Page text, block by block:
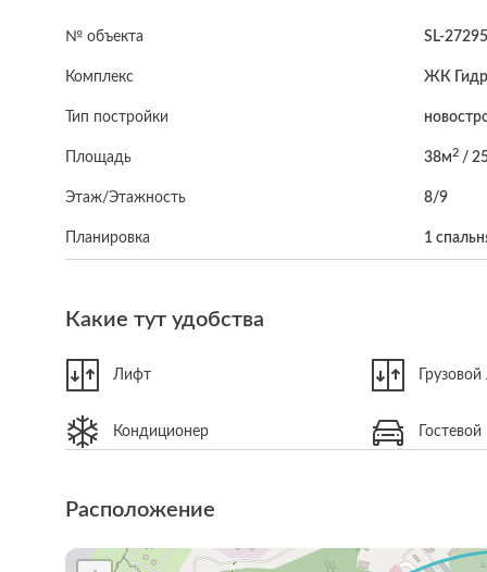
№ объекта SL-
Комплекс ЖК
Тип постройки
Площадь 38м2/
Этаж/Этажность 8/9
Планировка 1
Какие тут удобства
Лифт
Кондиционер
Расположение